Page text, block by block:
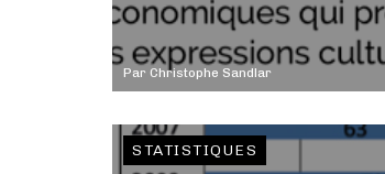
Par Christophe Sandlar
STATISTIQUES